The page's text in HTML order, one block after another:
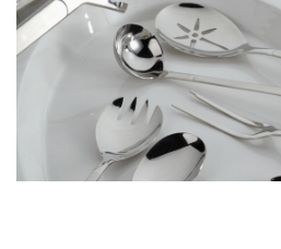
Gedeckter Tisch
Buffet